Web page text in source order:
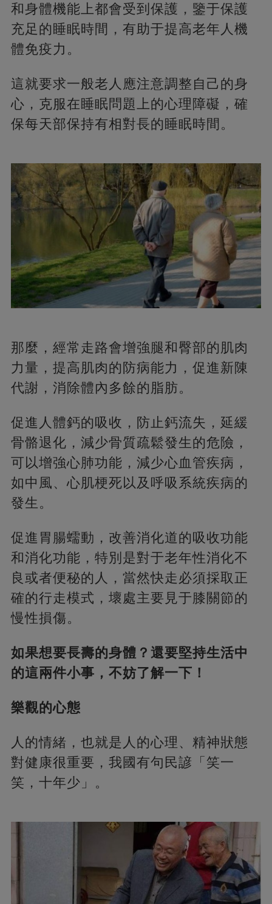
和身體機能上都會受到保護，鑒于保護
充足的睡眠時間，有助于提高老年人機
體免疫力。
這就要求一般老人應注意調整自己的身
心，克服在睡眠問題上的心理障礙，確
保每天部保持有相對長的睡眠時間。
那麼，經常走路會增強腿和臀部的肌肉
力量，提高肌肉的防病能力，促進新陳
代謝，消除體內多餘的脂肪。
促進人體鈣的吸收，防止鈣流失，延緩
骨骼退化，減少骨質疏鬆發生的危險，
可以增強心肺功能，減少心血管疾病，
如中風、心肌梗死以及呼吸系統疾病的
發生。
促進胃腸蠕動，改善消化道的吸收功能
和消化功能，特別是對于老年性消化不
良或者便秘的人，當然快走必須採取正
確的行走模式，壞處主要見于膝關節的
慢性損傷。
如果想要長壽的身體？還要堅持生活中
的這兩件小事，不妨了解一下！
樂觀的心態
人的情緒，也就是人的心理、精神狀態
對健康很重要，我國有句民諺「笑一
笑，十年少」。